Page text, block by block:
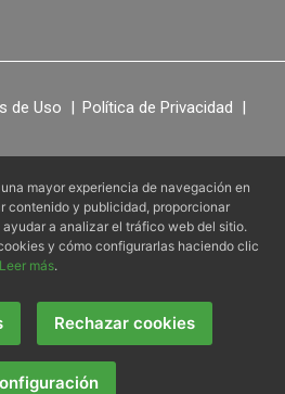
de Uso | Política de Privacidad |
- Todos los derechos reservados.
Marketing, SL
mayor experiencia de navegación en
contenido y publicidad, proporcionar
a analizar el tráfico web del sitio.
y cómo configurarlas haciendo clic
Leer más.
Rechazar cookies